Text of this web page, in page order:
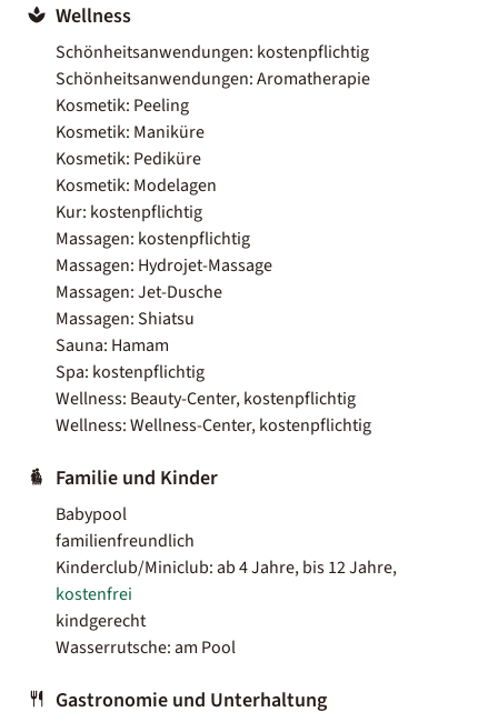
Wellness
Schönheitsanwendungen: kostenpflichtig
Schönheitsanwendungen: Aromatherapie
Kosmetik: Peeling
Kosmetik: Maniküre
Kosmetik: Pediküre
Kosmetik: Modelagen
Kur: kostenpflichtig
Massagen: kostenpflichtig
Massagen: Hydrojet-Massage
Massagen: Jet-Dusche
Massagen: Shiatsu
Sauna: Hamam
Spa: kostenpflichtig
Wellness: Beauty-Center, kostenpflichtig
Wellness: Wellness-Center, kostenpflichtig
Familie und Kinder
Babypool
familienfreundlich
Kinderclub/Miniclub: ab 4 Jahre, bis 12 Jahre,
kostenfrei
kindgerecht
Wasserrutsche: am Pool
Gastronomie und Unterhaltung